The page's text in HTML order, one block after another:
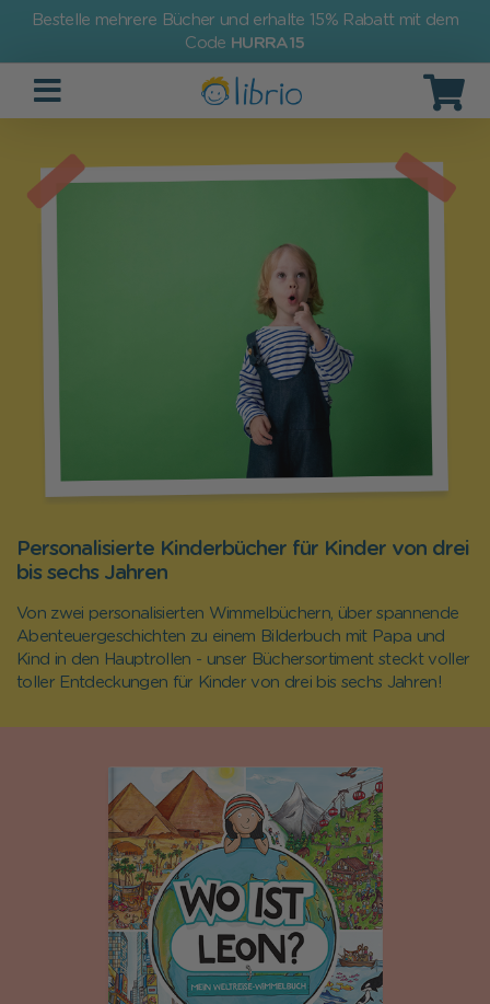
Bestelle mehrere Bücher und erhalte 15% Rabatt mit dem
Code HURRA15
Personalisierte Kinderbücher für Kinder von drei
bis sechs Jahren
Von zwei personalisierten Wimmelbüchern, über spannende
Abenteuergeschichten zu einem Bilderbuch mit Papa und
Kind in den Hauptrollen - unser Büchersortiment steckt voller
toller Entdeckungen für Kinder von drei bis sechs Jahren!